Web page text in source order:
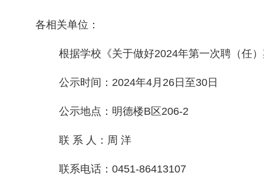
各相关单位：
根据学校《关于做好2024年第一次聘（任
公示时间：2024年4月26日至30日
公示地点：明德楼B区206-2
联 系 人：周 洋
联系电话：0451-86413107